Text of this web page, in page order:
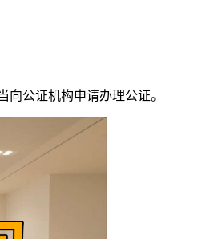
公证机构申请办理公证。